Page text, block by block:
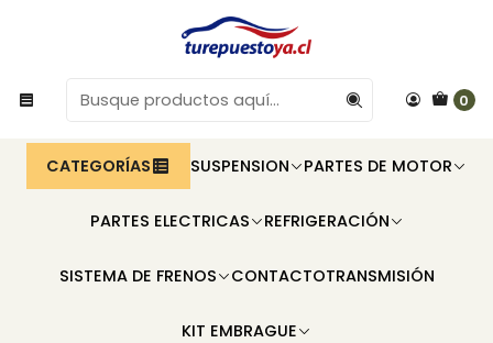
0
CATEGORÍAS SUSPENSION PARTES DE MOTOR
PARTES ELECTRICAS REFRIGERACIÓN
SISTEMA DE FRENOS CONTACTOTRANSMISIÓN
KIT EMBRAGUE